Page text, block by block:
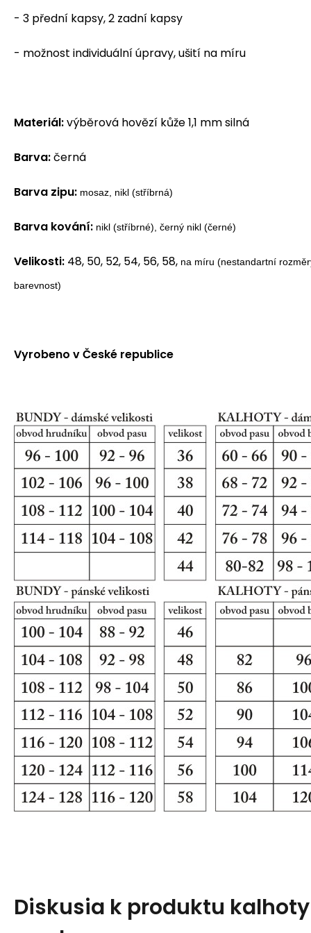
- 3 přední kapsy, 2 zadní kapsy
- možnost individuální úpravy, ušití na míru
Materiál:výběrová hovězí kůže 1,1 mm silná
Barva:černá
Barva zipu: mosaz, nikl (stříbrná)
Barva kování: nikl (stříbrné), černý nikl (černé)
Velikosti: 48, 50, 52, 54, 56, 58, na míru (nestandartní
barevnost)
Vyrobeno v České republice
Diskusia k produktu kalhoty